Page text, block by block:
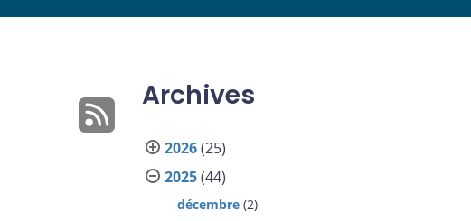
le
Archives
2026(25)
2025(44)
décembre (2)